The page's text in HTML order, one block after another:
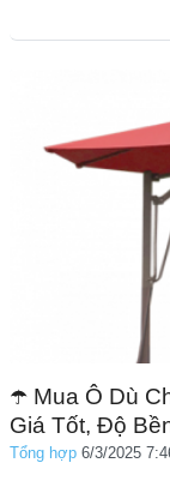
☂️ Mua Ô Dù
Giá Tốt, Độ
Tổng hợp 6/3/2025